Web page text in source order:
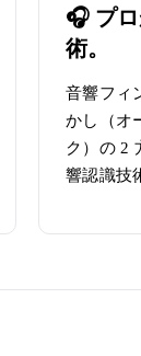
🎧 プ
術。
音響フィ
かし（オ
ク）の 2
響認識技